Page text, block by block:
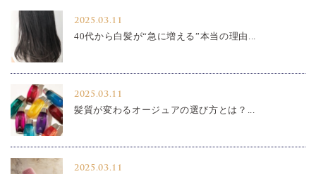
2025.03.11
40代から白髪が“急に増える”本当の理由...
2025.03.11
髪質が変わるオージュアの選び方とは？...
2025.03.11